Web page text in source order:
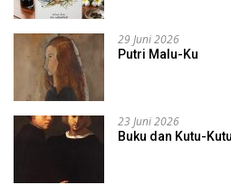
29 Juni 2026
Putri Malu-Ku
23 Juni 2026
Buku dan Kutu-